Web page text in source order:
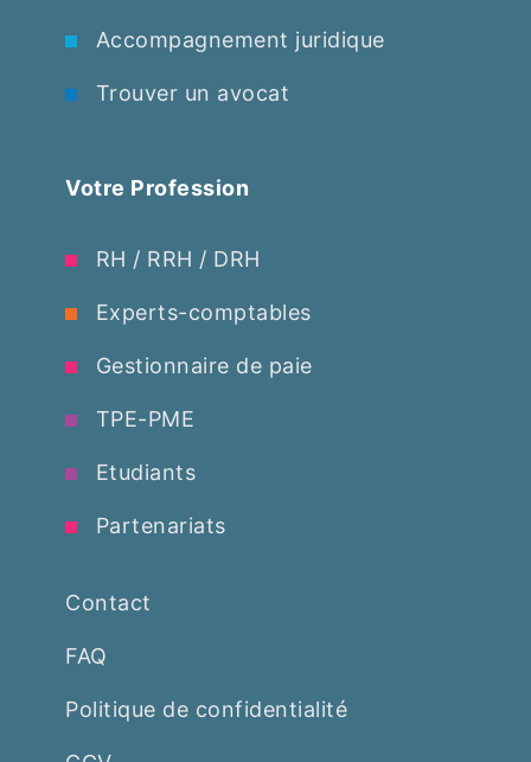
Accompagnement juridique
Trouver un avocat
Votre Profession
RH / RRH / DRH
Experts-comptables
Gestionnaire de paie
TPE-PME
Etudiants
Partenariats
Contact
FAQ
Politique de confidentialité